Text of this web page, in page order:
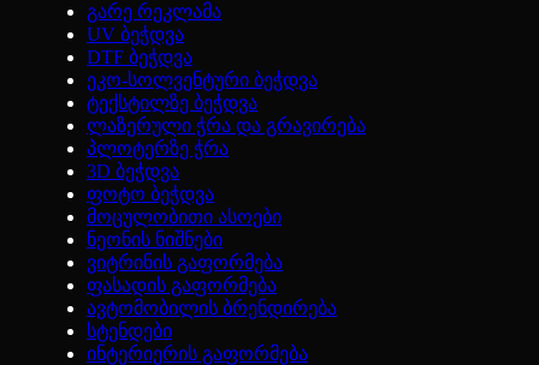
გარე რეკლამა
UV ბეჭდვა
DTF ბეჭდვა
ეკო-სოლვენტური ბეჭდვა
ტექსტილზე ბეჭდვა
ლაზერული ჭრა და გრავირება
პლოტერზე ჭრა
3D ბეჭდვა
ფოტო ბეჭდვა
მოცულობითი ასოები
ნეონის ნიშნები
ვიტრინის გაფორმება
ფასადის გაფორმება
ავტომობილის ბრენდირება
სტენდები
ინტერიერის გაფორმება